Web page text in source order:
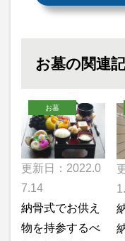
お墓の関連
お墓
更新日：2022.0
7.14
納骨式でお供え
物を持参するべ